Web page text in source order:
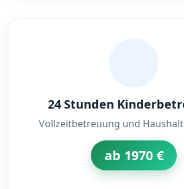
24 Stunden
Vollzeitbetreuung und
ab 1970 €